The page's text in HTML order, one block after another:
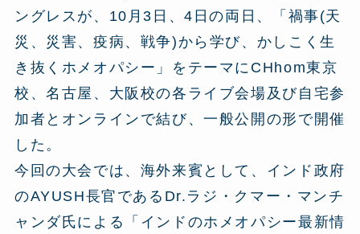
ングレスが、10月3日、4日の両日、「禍事(天
災、災害、疫病、戦争)から学び、かしこく生
き抜くホメオパシー」をテーマにCHhom東京
校、名古屋、大阪校の各ライブ会場及び自宅参
加者とオンラインで結び、一般公開の形で開催
した。
今回の大会では、海外来賓として、インド政府
のAYUSH長官であるDr.ラジ・クマー・マンチ
ャンダ氏による「インドのホメオパシー最新情